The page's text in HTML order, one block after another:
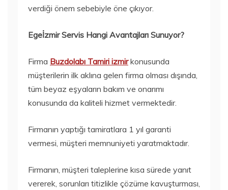
verdiği önem sebebiyle öne çıkıyor.
Egeİzmir Servis Hangi Avantajları Sunuyor?
Firma Buzdolabı Tamiri izmirkonusunda
müşterilerin ilk aklına gelen firma olması dışında,
tüm beyaz eşyaların bakım ve onarımı
konusunda da kaliteli hizmet vermektedir.
Firmanın yaptığı tamiratlara 1 yıl garanti
vermesi, müşteri memnuniyeti yaratmaktadır.
Firmanın, müşteri taleplerine kısa sürede yanıt
vererek, sorunları titizlikle çözüme kavuşturması,